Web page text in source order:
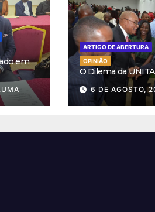
em
ARTIGO DE ABERTURA
OPINIÃO
O Dilema da
6 DE AGOSTO,